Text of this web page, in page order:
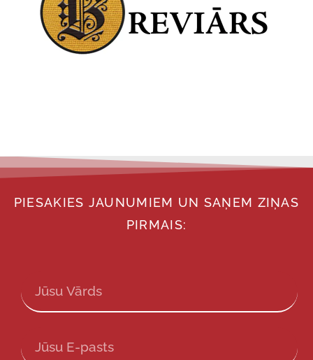
PIESAKIES JAUNUMIEM UN SAŅEM ZIŅAS
PIRMAIS: